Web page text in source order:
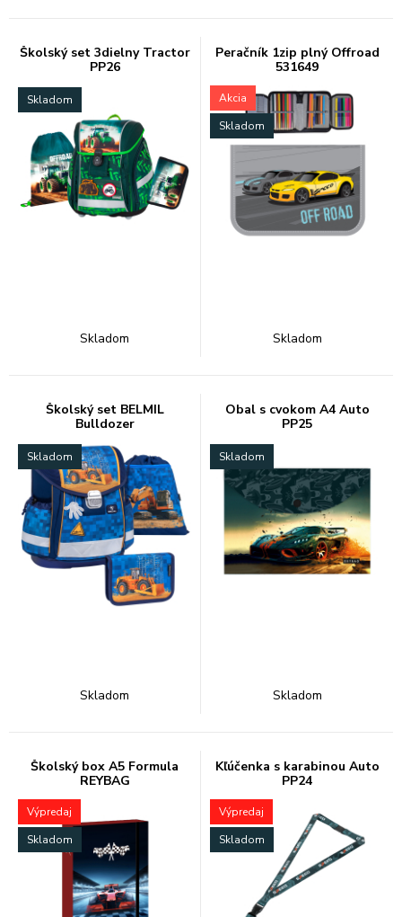
Školský set 3dielny Tractor
PP26
Skladom
Skladom
Peračník 1zip plný Offroad
531649
Akcia
Skladom
Skladom
Školský set BELMIL
Bulldozer
Skladom
Skladom
Obal s cvokom A4 Auto
PP25
Skladom
Skladom
Školský box A5 Formula
REYBAG
Výpredaj
Skladom
Kľúčenka s karabinou Auto
PP24
Výpredaj
Skladom